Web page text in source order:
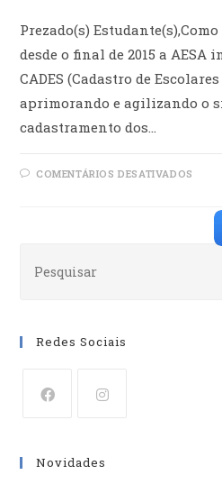
Prezado(s)
desde o final de 2015 a AESA
CADES (Cadastro de
aprimorando e agilizando o
cadastramento dos…
COMENTÁRIOS DESATIVADOS
Redes Sociais
uma
Novidades